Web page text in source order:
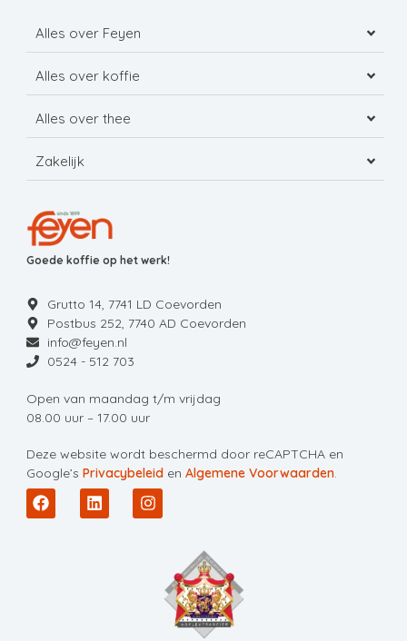
Alles over Feyen
Alles over koffie
Alles over thee
Zakelijk
Goede koffie op het werk!
Grutto 14, 7741 LD Coevorden
Postbus 252, 7740 AD Coevorden
info@feyen.nl
0524 - 512 703
Open van maandag t/m vrijdag
08.00 uur – 17.00 uur
Deze website wordt beschermd door reCAPTCHA en
Google’sPrivacybeleid enAlgemene Voorwaarden.